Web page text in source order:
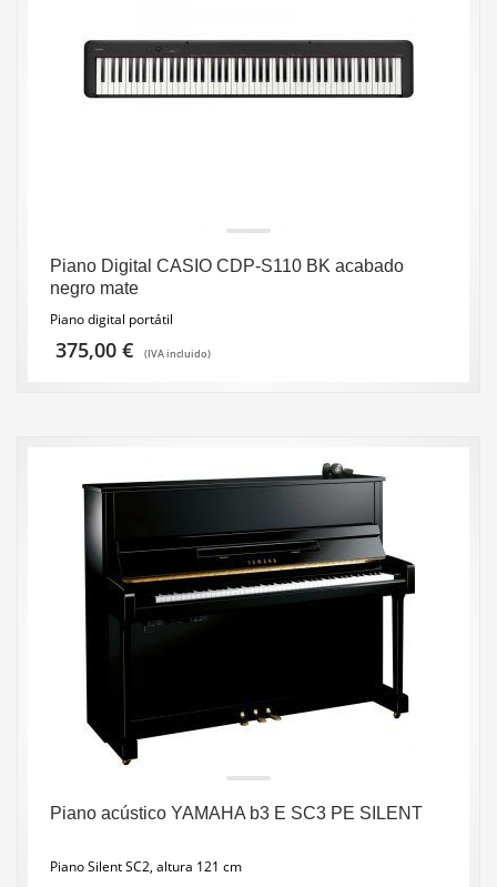
Piano Digital CASIO CDP-S110 BK acabado
negro mate
Piano digital portátil
375,00 € (IVA incluido)
Piano acústico YAMAHA b3 E SC3 PE SILENT
Piano Silent SC2, altura 121 cm